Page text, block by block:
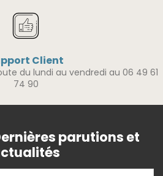
Client
du lundi au vendredi au 06 49 61
74 90
parutions et